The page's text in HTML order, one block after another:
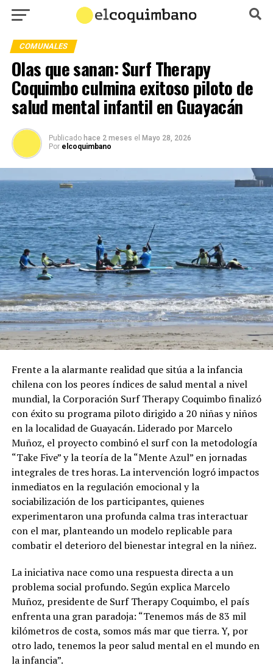
COMUNALES
Olas que sanan: Surf Therapy
Coquimbo culmina exitoso piloto de
salud mental infantil en Guayacán
Publicado hace 2 meses el Mayo 28, 2026
Por elcoquimbano
Frente a la alarmante realidad que sitúa a la infancia
chilena con los peores índices de salud mental a nivel
mundial, la Corporación Surf Therapy Coquimbo finalizó
con éxito su programa piloto dirigido a 20 niñas y niños
en la localidad de Guayacán. Liderado por Marcelo
Muñoz, el proyecto combinó el surf con la metodología
“Take Five” y la teoría de la “Mente Azul” en jornadas
integrales de tres horas. La intervención logró impactos
inmediatos en la regulación emocional y la
sociabilización de los participantes, quienes
experimentaron una profunda calma tras interactuar
con el mar, planteando un modelo replicable para
combatir el deterioro del bienestar integral en la niñez.
La iniciativa nace como una respuesta directa a un
problema social profundo. Según explica Marcelo
Muñoz, presidente de Surf Therapy Coquimbo, el país
enfrenta una gran paradoja: “Tenemos más de 83 mil
kilómetros de costa, somos más mar que tierra. Y, por
otro lado, tenemos la peor salud mental en el mundo en
la infancia”.